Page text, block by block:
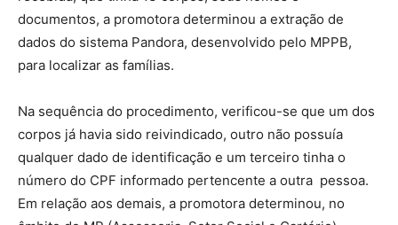
documentos, a promotora determinou a extração de
dados do sistema Pandora, desenvolvido pelo MPPB,
para localizar as famílias.
Na sequência do procedimento, verificou-se que um dos
corpos já havia sido reivindicado, outro não possuía
qualquer dado de identificação e um terceiro tinha o
número do CPF informado pertencente a outra pessoa.
Em relação aos demais, a promotora determinou, no